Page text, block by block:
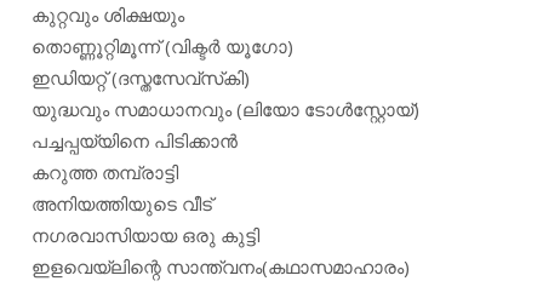
കുറ്റവും ശിക്ഷയും
തൊണ്ണൂറ്റിമൂന്ന് (വിക്ടര്‍ യൂഗോ)
ഇഡിയറ്റ് (ദസ്തസേവ്‌സ്‌കി)
യുദ്ധവും സമാധാനവും (ലിയോ ടോള്‍സ്റ്റോയ്)
പച്ചപ്പയ്യിനെ പിടിക്കാന്‍
കറുത്ത തമ്പ്രാട്ടി
അനിയത്തിയുടെ വീട്
നഗരവാസിയായ ഒരു കുട്ടി
ഇളവെയ്‌ലിന്റെ സാന്ത്വനം(കഥാസമാഹാരം)